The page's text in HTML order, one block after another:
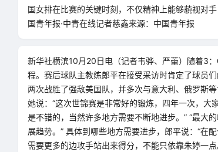
国女排在比赛的关键时刻，不仅精神上能够藐视对
国青年报·中青在线记者慈鑫来源：中国青年报
新华社横滨10月20日电（记者韦骅、严蕾）随着3
程。赛后球队主教练郎平在接受采访时肯定了球员
两次战胜了强敌美国队，并多次与意大利、俄罗斯
她说：“这次世锦赛是非常好的锻炼，四年一次，
是不错的，当然许多地方需要不断地进步。” “最大
展趋势。” 具体到哪些地方需要进步，郎平说：“在
需要更多的边攻手站出来得分，不能只依靠朱婷一